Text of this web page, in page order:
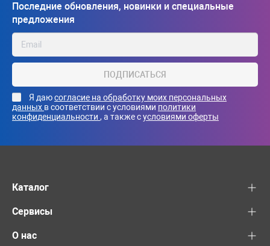
Последние обновления, новинки и специальные
предложения
ПОДПИСАТЬСЯ
Я даюсогласие на обработку моих персональных
данных в соответствии с условиями политики
конфиденциальности , а также сусловиями оферты
Каталог
Сервисы
О нас